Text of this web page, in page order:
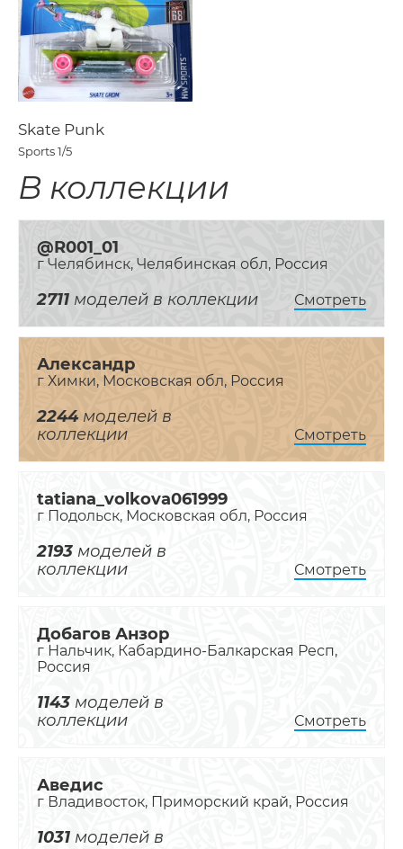
Skate Punk
Sports1/5
В коллекции
@R001_01
г Челябинск, Челябинская обл, Россия
2711 моделей в коллекции Смотреть
Александр
г Химки, Московская обл, Россия
2244моделей в
коллекции
Смотреть
tatiana_volkova061999
г Подольск, Московская обл, Россия
2193 моделей в
коллекции
Смотреть
Добагов Анзор
г Нальчик, Кабардино-Балкарская Респ,
Россия
1143 моделей в
коллекции
Смотреть
Аведис
г Владивосток, Приморский край, Россия
1031 моделей в